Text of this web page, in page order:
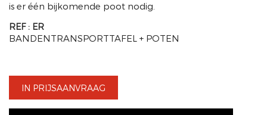
is er één bijkomende poot nodig.
REF : ER
BANDENTRANSPORTTAFEL + POTEN
IN PRIJSAANVRAAG